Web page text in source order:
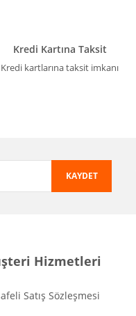
Kredi Kartına Taksit
Kredi kartlarına taksit imkanı
KAYDET
Hizmetleri
Satış Sözleşmesi